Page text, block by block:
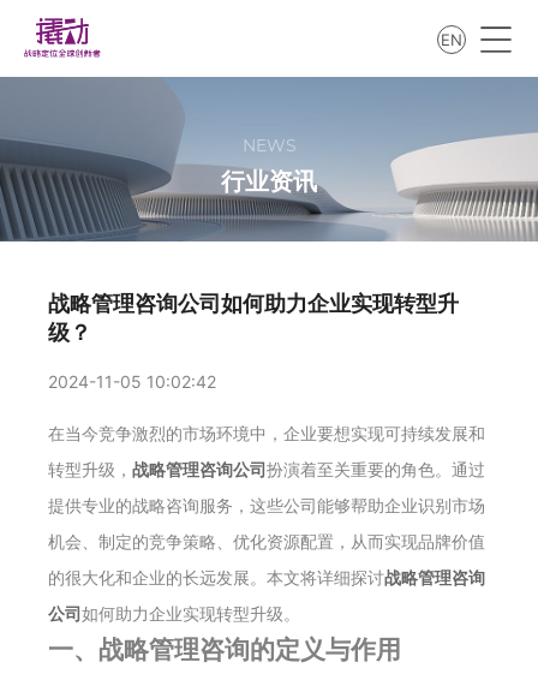
EN
NEWS
行业资讯
战略管理咨询公司如何助力企业实现转型升
级？
2024-11-05 10:02:42
在当今竞争激烈的市场环境中，企业要想实现可持续发展和
转型升级， 战略管理咨询公司扮演着至关重要的角色。通过
提供专业的战略咨询服务，这些公司能够帮助企业识别市场
机会、制定的竞争策略、优化资源配置，从而实现品牌价值
的很大化和企业的长远发展。本文将详细探讨战略管理咨询
公司如何助力企业实现转型升级。
一、战略管理咨询的定义与作用